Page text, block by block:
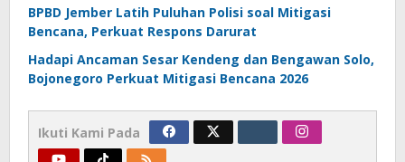
BPBD Jember Latih Puluhan Polisi soal Mitigasi
Bencana, Perkuat Respons Darurat
Hadapi Ancaman Sesar Kendeng dan Bengawan Solo,
Bojonegoro Perkuat Mitigasi Bencana 2026
Ikuti Kami Pada